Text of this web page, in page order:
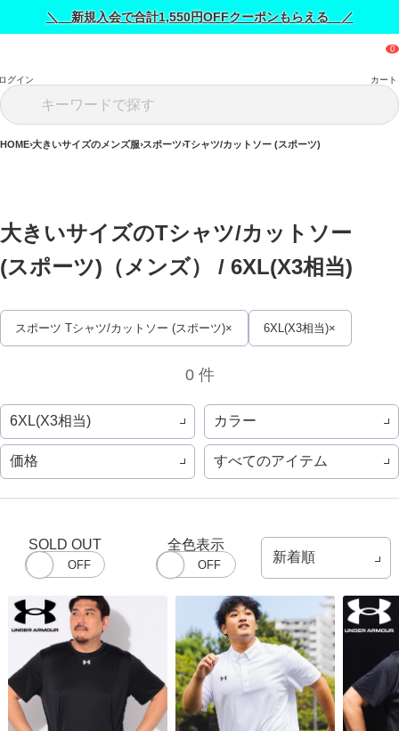
＼ 新規入会で合計1,550円OFFクーポンもらえる ／
グイン カート
HOME 大きいサイズのメンズ服 スポーツ Tシャツ/カットソー (スポーツ)
大きいサイズのTシャツ/カットソー
(スポーツ)（メンズ） / 6XL(X3相当)
スポーツ Tシャツ/カットソー (スポーツ) 6XL(X3相当)
0 件
6XL(X3相当) カラー
価格 すべてのアイテム
SOLD OUT 全色表示